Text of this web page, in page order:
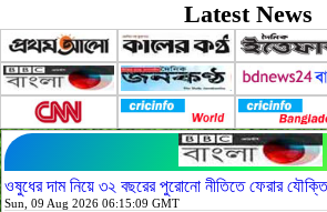
Latest News
ওষুধের দাম নিয়ে ৩২ বছরের পুরোনো নীতিতে ফেরার
Sun, 09 Aug 2026 06:15:09 GMT